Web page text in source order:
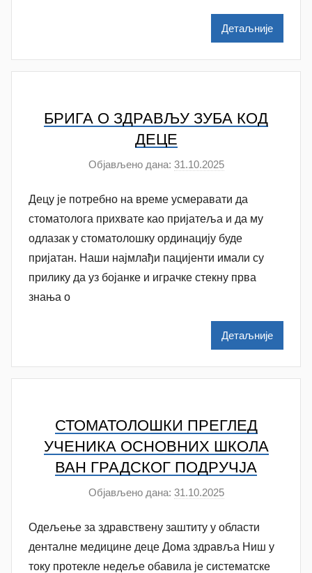
e
n
o
v
ć
Детаљније
БРИГА О ЗДРАВЉУ ЗУБА КОД
ДЕЦЕ
Објављено дана: 31.10.2025а
т
о
р
A
n
e
n
o
v
i
ć
Децу је потребно на време усмеравати да
стоматолога прихвате као пријатеља и да му
одлазак у стоматолошку ординацију буде
пријатан. Наши најмлађи пацијенти имали су
прилику да уз бојанке и играчке стекну прва
знања о
Детаљније
СТОМАТОЛОШКИ ПРЕГЛЕД
УЧЕНИКА ОСНОВНИХ ШКОЛА
ВАН ГРАДСКОГ ПОДРУЧЈА
Објављено дана: 31.10.2025а
т
о
р
Одељење за здравствену заштиту у области
денталне медицине деце Дома здравља Ниш у
току протекле недеље обавила је систематске